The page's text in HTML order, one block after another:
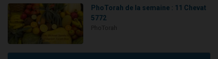
PhoTorah de la semaine : 11 Chevat
5772